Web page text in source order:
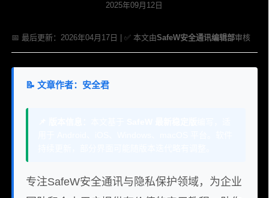
2025年09月12日
📅 最后更新：2026年04月17日 | ✅ 本文由SafeW安全通讯编辑部审核
📝 文章作者：安全君
专注SafeW安全通讯与隐私保护领域，为企业